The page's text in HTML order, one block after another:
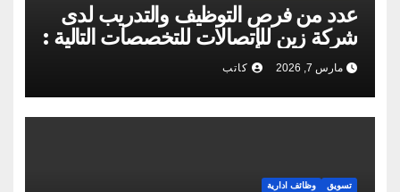
عدد من فرص التوظيف والتدريب لدى
شركة زين للإتصالات للتخصصات التالية :
مارس 7, 2026 كاتب
تسويق وظائف ادارية